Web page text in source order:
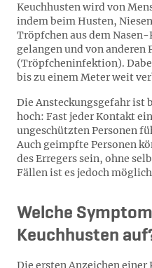
Keuchhusten wird von
indem beim Husten,
Tröpfchen aus dem
gelangen und von anderen
(Tröpfcheninfektion).
bis zu einem Meter weit
Die Ansteckungsgefahr ist
hoch: Fast jeder Kontakt
ungeschützten Personen
Auch geimpfte Personen
des Erregers sein, ohne
Fällen ist es jedoch
Welche
Keuchhusten
Die ersten Anzeichen